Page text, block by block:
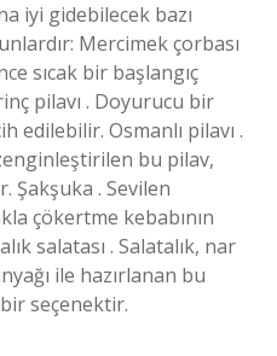
iyi gidebilecek bazı
Mercimek çorbası
sıcak bir başlangıç
pilavı . Doyurucu bir
edilebilir. Osmanlı pilavı .
bu pilav,
Şakşuka . Sevilen
çökertme kebabının
salatası . Salatalık, nar
ile hazırlanan bu
seçenektir.